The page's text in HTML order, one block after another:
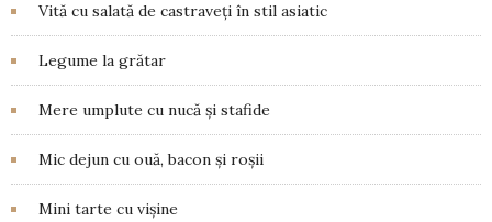
Vită cu salată de castraveți în stil asiatic
Legume la grătar
Mere umplute cu nucă și stafide
Mic dejun cu ouă, bacon și roșii
Mini tarte cu vișine